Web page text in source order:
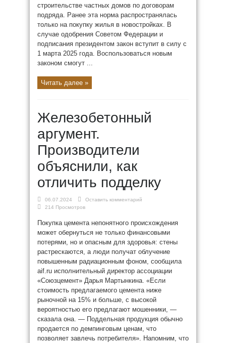
строительстве частных домов по договорам
подряда. Ранее эта норма распространялась
только на покупку жилья в новостройках. В
случае одобрения Советом Федерации и
подписания президентом закон вступит в силу с
1 марта 2025 года. Воспользоваться новым
законом смогут ...
Читать далее »
Железобетонный
аргумент.
Производители
объяснили, как
отличить подделку
06.07.2024
Оставить комментарий
214 Просмотров
Покупка цемента непонятного происхождения
может обернуться не только финансовыми
потерями, но и опасным для здоровья: стены
растрескаются, а люди получат облучение
повышенным радиационным фоном, сообщила
aif.ru исполнительный директор ассоциации
«Союзцемент» Дарья Мартынкина. «Если
стоимость предлагаемого цемента ниже
рыночной на 15% и больше, с высокой
вероятностью его предлагают мошенники, —
сказала она. — Поддельная продукция обычно
продается по демпинговым ценам, что
позволяет завлечь потребителя». Напомним, что